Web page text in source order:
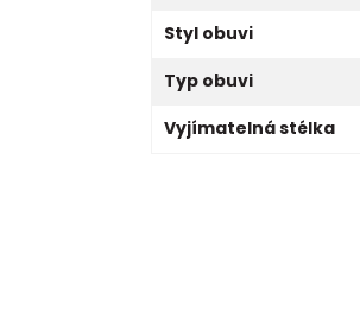
Styl obuvi
Typ obuvi
Vyjímatelná stélka